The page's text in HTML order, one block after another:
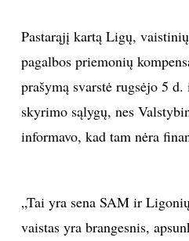
Pastarąjį kartą Ligų,
pagalbos priemonių
prašymą svarstė rugsėjo 5
skyrimo sąlygų, nes
informavo, kad tam nėra
„Tai yra sena SAM ir
vaistas yra brangesnis,